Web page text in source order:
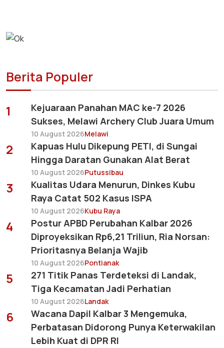
Berita Populer
1
Kejuaraan Panahan MAC ke-7 2026
Sukses, Melawi Archery Club Juara Umum
10 August 2026Melawi
2
Kapuas Hulu Dikepung PETI, di Sungai
Hingga Daratan Gunakan Alat Berat
10 August 2026Putussibau
3
Kualitas Udara Menurun, Dinkes Kubu
Raya Catat 502 Kasus ISPA
10 August 2026Kubu Raya
4
Postur APBD Perubahan Kalbar 2026
Diproyeksikan Rp6,21 Triliun, Ria Norsan:
Prioritasnya Belanja Wajib
10 August 2026Pontianak
5
271 Titik Panas Terdeteksi di Landak,
Tiga Kecamatan Jadi Perhatian
10 August 2026Landak
6
Wacana Dapil Kalbar 3 Mengemuka,
Perbatasan Didorong Punya Keterwakilan
Lebih Kuat di DPR RI